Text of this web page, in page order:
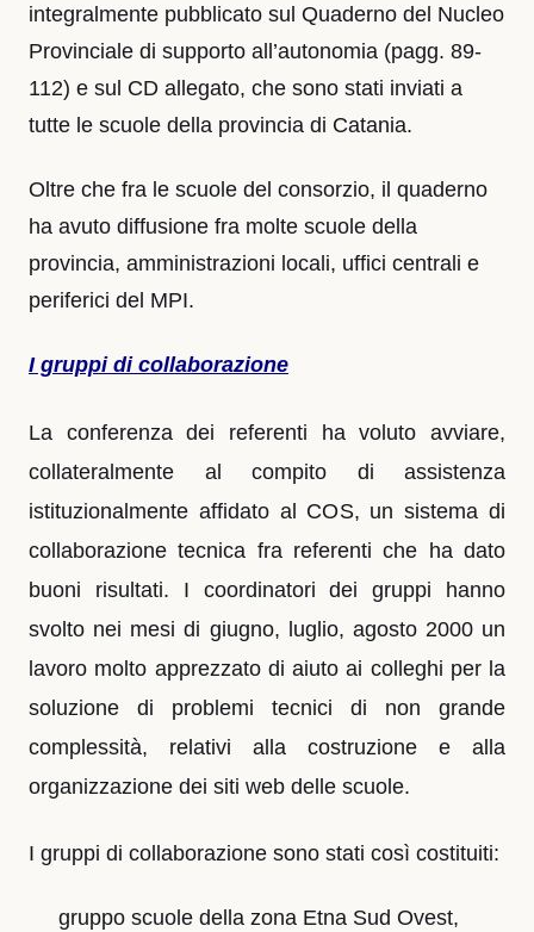
integralmente pubblicato sul Quaderno del Nucleo
Provinciale di supporto all’autonomia (pagg. 89-
112) e sul CD allegato, che sono stati inviati a
tutte le scuole della provincia di Catania.
Oltre che fra le scuole del consorzio, il quaderno
ha avuto diffusione fra molte scuole della
provincia, amministrazioni locali, uffici centrali e
periferici del MPI.
I gruppi di collaborazione
La conferenza dei referenti ha voluto avviare,
collateralmente al compito di assistenza
istituzionalmente affidato al COS, un sistema di
collaborazione tecnica fra referenti che ha dato
buoni risultati. I coordinatori dei gruppi hanno
svolto nei mesi di giugno, luglio, agosto 2000 un
lavoro molto apprezzato di aiuto ai colleghi per la
soluzione di problemi tecnici di non grande
complessità, relativi alla costruzione e alla
organizzazione dei siti web delle scuole.
I gruppi di collaborazione sono stati così costituiti:
gruppo scuole della zona Etna Sud Ovest,